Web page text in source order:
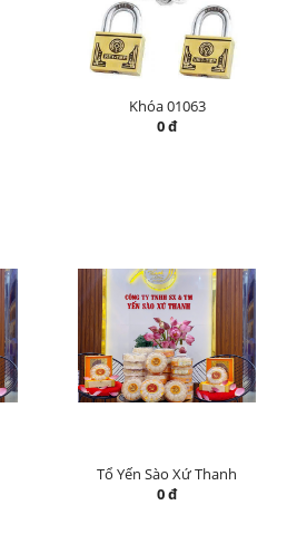
Khóa 01063
0 đ
Tổ Yến Sào Xứ Thanh
0 đ